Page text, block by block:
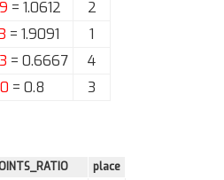
= 1.0612
2
= 1.9091
1
= 0.6667
4
= 0.8 3
place